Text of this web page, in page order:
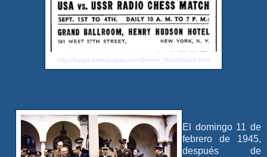
http://batgirl.atwebpages.com/Steiner_RadioMatch.html
El domingo 11 de
febrero de 1945,
después de